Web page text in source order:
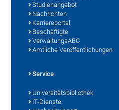
Studienangebot
Nachrichten
Karriereportal
Beschäftigte
VerwaltungsABC
Amtliche Veröffentlichungen
Service
Universitätsbibliothek
IT-Dienste